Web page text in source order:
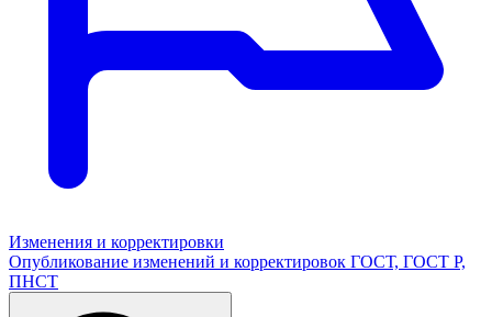
Изменения и корректировки
Опубликование изменений и корректировок ГОСТ, ГОСТ Р,
ПНСТ